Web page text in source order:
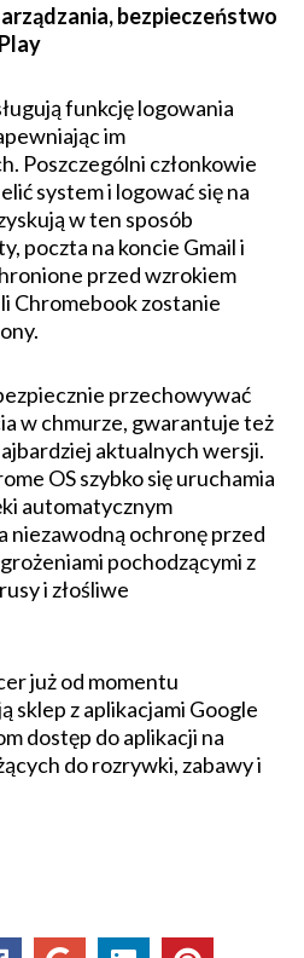
bezpieczeństwo
funkcję logowania
im
Poszczególni członkowie
system i logować się na
w ten sposób
poczta na koncie Gmail i
przed wzrokiem
Chromebook zostanie
przechowywać
w chmurze, gwarantuje też
aktualnych wersji.
OS szybko się uruchamia
automatycznym
niezawodną ochronę przed
pochodzącymi z
i złośliwe
już od momentu
sklep z aplikacjami Google
dostęp do aplikacji na
do rozrywki, zabawy i